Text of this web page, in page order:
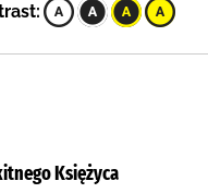
Księżyca